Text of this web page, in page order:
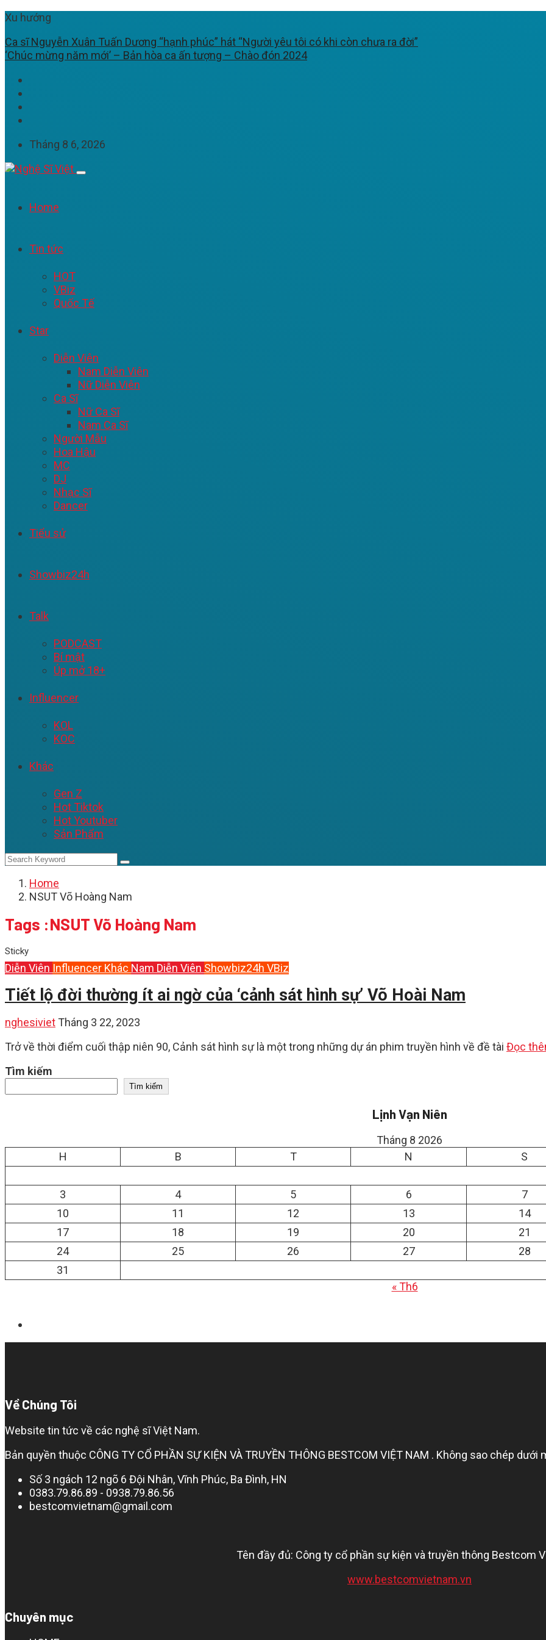
Xu hướng
Ca sĩ Nguyễn Xuân Tuấn Dương “hạnh phúc” hát “Người yêu tôi có khi còn chưa ra đời”
‘Chúc mừng năm mới’ – Bản hòa ca ấn tượng – Chào đón 2024
Tháng 8 6, 2026
Home
Tin tức
HOT
VBiz
Quốc Tế
Star
Diễn Viên
Nam Diễn Viên
Nữ Diễn Viên
Ca Sĩ
Nữ Ca Sĩ
Nam Ca Sĩ
Người Mẫu
Hoa Hậu
MC
DJ
Nhạc Sĩ
Dancer
Tiểu sử
Showbiz24h
Talk
PODCAST
Bí mật
Úp mở 18+
Influencer
KOL
KOC
Khác
Gen Z
Hot Tiktok
Hot Youtuber
Sản Phẩm
Home
NSUT Võ Hoàng Nam
Tags :NSUT Võ Hoàng Nam
Sticky
Diễn Viên Influencer Khác Nam Diễn Viên Showbiz24h VBiz
Tiết lộ đời thường ít ai ngờ của ‘cảnh sát hình sự’ Võ Hoài Nam
nghesiviet Tháng 3 22, 2023
Trở về thời điểm cuối thập niên 90, Cảnh sát hình sự là một trong những dự án phim truyền hình về đề tài Đọc
Tìm kiếm
Tìm kiếm
Lịnh Vạn Niên
Tháng 8 2026
H
B T N S
3 4 5 6
7
10
11 12 13
14
17
18 19 20
21
24
25 26 27
28
31
« Th6
Về Chúng Tôi
Website tin tức về các nghệ sĩ Việt Nam.
Bản quyền thuộc CÔNG TY CỔ PHẦN SỰ KIỆN VÀ TRUYỀN THÔNG BESTCOM VIỆT NAM . Không sao chép
Số 3 ngách 12 ngõ 6 Đội Nhân, Vĩnh Phúc, Ba Đình, HN
0383.79.86.89 - 0938.79.86.56
bestcomvietnam@gmail.com
Tên đầy đủ: Công ty cổ phần sự kiện và truyền thông Bestcom
www.bestcomvietnam.vn
Chuyên mục